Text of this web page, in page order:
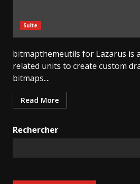
Suite
bitmapthemeutils for Lazarus is
related units to create custom
bitmaps....
Read More
Rechercher